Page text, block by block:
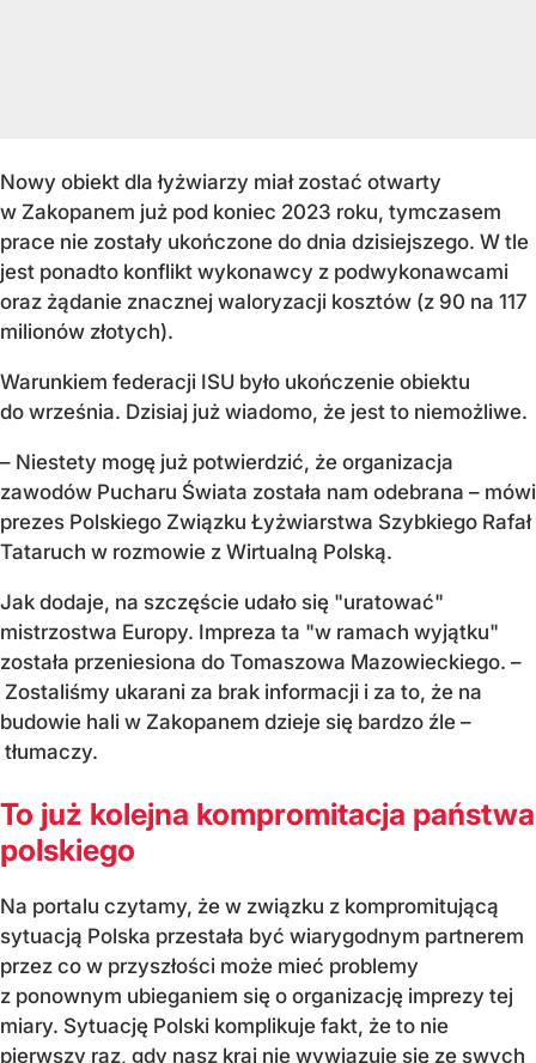
Nowy obiekt dla łyżwiarzy miał zostać otwarty
w Zakopanem już pod koniec 2023 roku, tymczasem
prace nie zostały ukończone do dnia dzisiejszego. W tle
jest ponadto konflikt wykonawcy z podwykonawcami
oraz żądanie znacznej waloryzacji kosztów (z 90 na 117
milionów złotych).
Warunkiem federacji ISU było ukończenie obiektu
do września. Dzisiaj już wiadomo, że jest to niemożliwe.
– Niestety mogę już potwierdzić, że organizacja
zawodów Pucharu Świata została nam odebrana – mówi
prezes Polskiego Związku Łyżwiarstwa Szybkiego Rafał
Tataruch w rozmowie z Wirtualną Polską.
Jak dodaje, na szczęście udało się "uratować"
mistrzostwa Europy. Impreza ta "w ramach wyjątku"
została przeniesiona do Tomaszowa Mazowieckiego. –
Zostaliśmy ukarani za brak informacji i za to, że na
budowie hali w Zakopanem dzieje się bardzo źle –
tłumaczy.
To już kolejna kompromitacja państwa
polskiego
Na portalu czytamy, że w związku z kompromitującą
sytuacją Polska przestała być wiarygodnym partnerem
przez co w przyszłości może mieć problemy
z ponownym ubieganiem się o organizację imprezy tej
miary. Sytuację Polski komplikuje fakt, że to nie
pierwszy raz, gdy nasz kraj nie wywiązuje się ze swych